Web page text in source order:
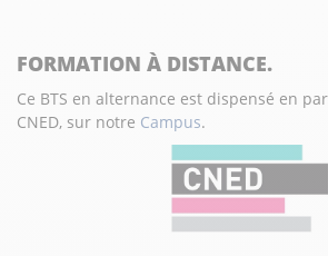
FORMATION À DISTANCE.
Ce BTS en alternance est dispensé en
CNED, sur notre Campus.